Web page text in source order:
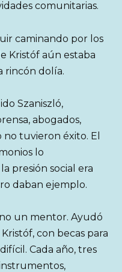
comunitarias.
caminando por los
Kristóf aún estaba
rincón dolía.
Szaniszló,
abogados,
no tuvieron éxito. El
lo
presión social era
daban ejemplo.
un mentor. Ayudó
con becas para
Cada año, tres